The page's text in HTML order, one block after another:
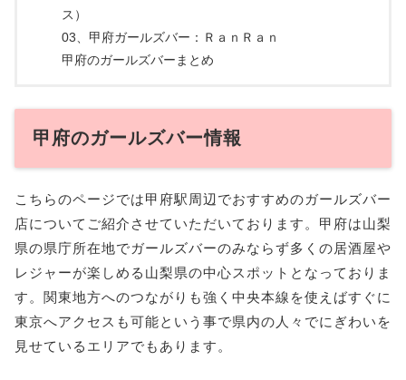
ス）
03、甲府ガールズバー：ＲａｎＲａｎ
甲府のガールズバーまとめ
甲府のガールズバー情報
こちらのページでは甲府駅周辺でおすすめのガールズバー
店についてご紹介させていただいております。甲府は山梨
県の県庁所在地でガールズバーのみならず多くの居酒屋や
レジャーが楽しめる山梨県の中心スポットとなっておりま
す。関東地方へのつながりも強く中央本線を使えばすぐに
東京へアクセスも可能という事で県内の人々でにぎわいを
見せているエリアでもあります。